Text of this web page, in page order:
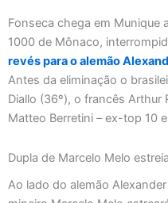
Fonseca chega em Munique
1000 de Mônaco,
revés para o alemão
Antes da eliminação o
Diallo (36º), o francês Arthur
Matteo Berretini – ex-top 10
Dupla de Marcelo Melo
Ao lado do alemão